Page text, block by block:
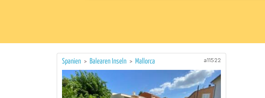
Spanien > Balearen Inseln > Mallorca a11522